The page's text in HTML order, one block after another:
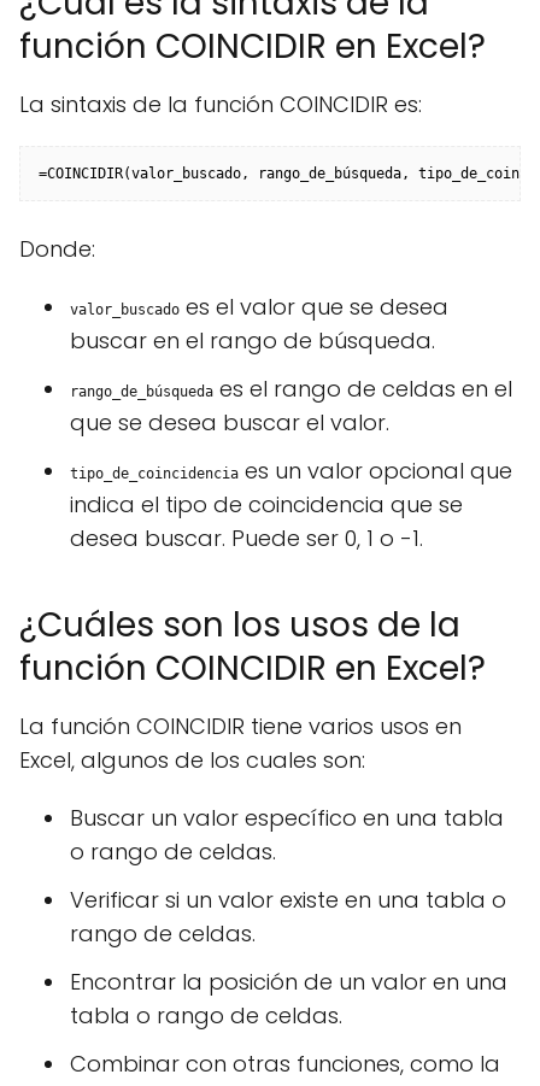
función COINCIDIR en Excel?
La sintaxis de la función COINCIDIR es:
=COINCIDIR(valor_buscado, rango_de_búsqueda,
Donde:
valor_buscado es el valor que se desea
buscar en el rango de búsqueda.
rango_de_búsqueda es el rango de celdas en el
que se desea buscar el valor.
tipo_de_coincidencia es un valor opcional que
indica el tipo de coincidencia que se
desea buscar. Puede ser 0, 1 o -1.
¿Cuáles son los usos de la
función COINCIDIR en Excel?
La función COINCIDIR tiene varios usos en
Excel, algunos de los cuales son:
Buscar un valor específico en una tabla
o rango de celdas.
Verificar si un valor existe en una tabla o
rango de celdas.
Encontrar la posición de un valor en una
tabla o rango de celdas.
Combinar con otras funciones, como la